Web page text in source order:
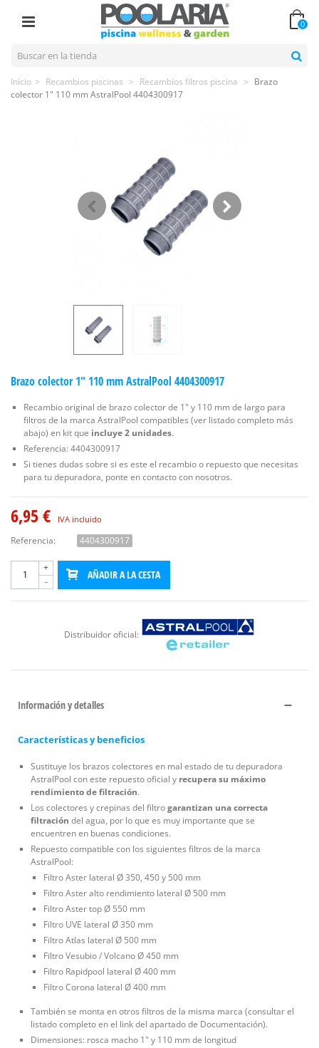
0
Inicio > Recambios piscinas > Recambios filtros piscina > Brazo
colector 1" 110 mm AstralPool 4404300917
Brazo colector 1" 110 mm AstralPool 4404300917
Recambio original de brazo colector de 1" y 110 mm de largo para
filtros de la marca AstralPool compatibles (ver listado completo más
abajo) en kit que incluye 2 unidades.
Referencia: 4404300917
Si tienes dudas sobre si es este el recambio o repuesto que necesitas
para tu depuradora, ponte en contacto con nosotros.
6,95 € IVA incluido
Referencia: 4404300917
-
+
AÑADIR A LA CESTA
Distribuidor oficial:
Información y detalles
Características y beneficios
Sustituye los brazos colectores en mal estado de tu depuradora
AstralPool con este repuesto oficial y recupera su máximo
rendimiento de filtración.
Los colectores y crepinas del filtrogarantizan una correcta
filtración del agua, por lo que es muy importante que se
encuentren en buenas condiciones.
Repuesto compatible con los siguientes filtros de la marca
AstralPool:
Filtro Aster lateral Ø 350, 450 y 500 mm
Filtro Aster alto rendimiento lateral Ø 500 mm
Filtro Aster top Ø 550 mm
Filtro UVE lateral Ø 350 mm
Filtro Atlas lateral Ø 500 mm
Filtro Vesubio / Volcano Ø 450 mm
Filtro Rapidpool lateral Ø 400 mm
Filtro Corona lateral Ø 400 mm
También se monta en otros filtros de la misma marca (consultar el
listado completo en el link del apartado de Documentación).
Dimensiones: rosca macho 1" y 110 mm de longitud